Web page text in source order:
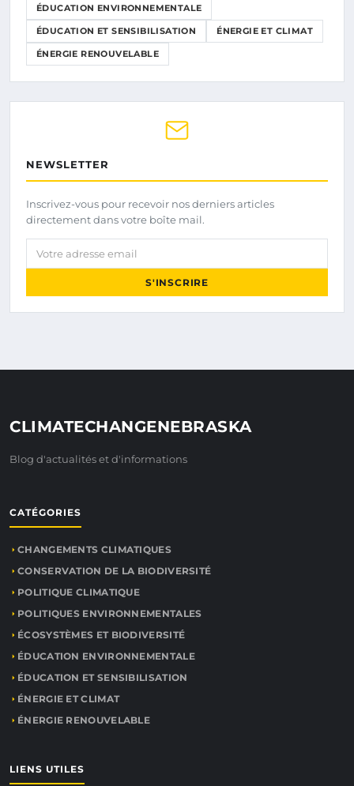
ÉDUCATION ENVIRONNEMENTALE
ÉDUCATION ET SENSIBILISATION ÉNERGIE ET CLIMAT
ÉNERGIE RENOUVELABLE
NEWSLETTER
Inscrivez-vous pour recevoir nos derniers articles
directement dans votre boîte mail.
Votre adresse email
S'INSCRIRE
CLIMATECHANGENEBRASKA
Blog d'actualités et d'informations
CATÉGORIES
CHANGEMENTS CLIMATIQUES
CONSERVATION DE LA BIODIVERSITÉ
POLITIQUE CLIMATIQUE
POLITIQUES ENVIRONNEMENTALES
ÉCOSYSTÈMES ET BIODIVERSITÉ
ÉDUCATION ENVIRONNEMENTALE
ÉDUCATION ET SENSIBILISATION
ÉNERGIE ET CLIMAT
ÉNERGIE RENOUVELABLE
LIENS UTILES